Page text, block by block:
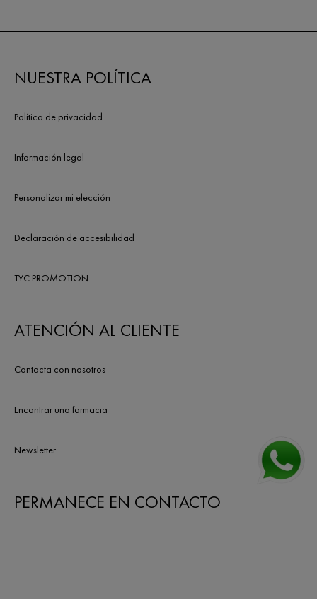
NUESTRA POLÍTICA
Política de privacidad
Información legal
Personalizar mi elección
Declaración de accesibilidad
TYC PROMOTION
ATENCIÓN AL CLIENTE
Contacta con nosotros
Encontrar una farmacia
Newsletter
PERMANECE EN CONTACTO